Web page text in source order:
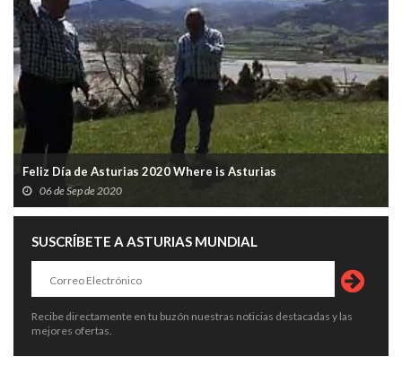
Feliz Día de Asturias 2020 Where is Asturias
06 de Sep de 2020
SUSCRÍBETE A ASTURIAS MUNDIAL
Recibe directamente en tu buzón nuestras noticias destacadas y las
mejores ofertas.